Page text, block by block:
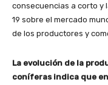
consecuencias a corto y
19 sobre el mercado
de los productores y
La evolución de la
coníferas indica que